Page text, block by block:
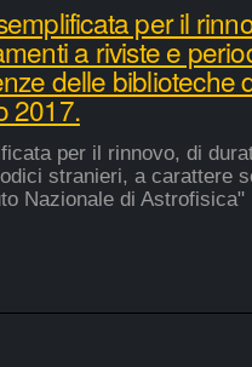
per il
a riviste e
delle biblioteche
2017.
per il rinnovo, di
stranieri, a carattere
Nazionale di Astrofisica"